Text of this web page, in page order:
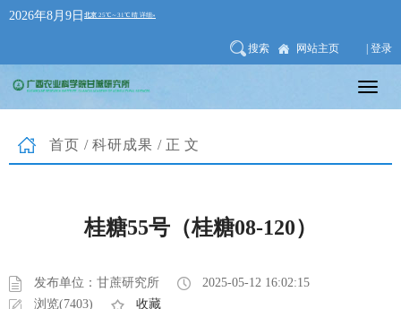
2026年8月9日
搜索 网站主页 | 登录
首页 / 科研成果 /正文
桂糖55号（桂糖08-120）
发布单位：甘蔗研究所
2025-05-12 16:02:15
浏览(7403)
收藏